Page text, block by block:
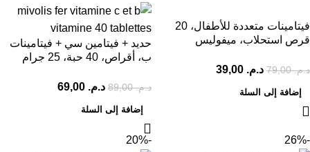
فيتامينات متعددة للأطفال، 20
قرص استحلاب، ميفوليس
د.م.79,00 د.م.
إضافة إلى السلة
حديد + فيتامين سي + فيتامينات
ب، أقراص، 40 حبة، 25 جرام
د.م.89,00 د.م.
إضافة إلى السلة
-26%
-20%